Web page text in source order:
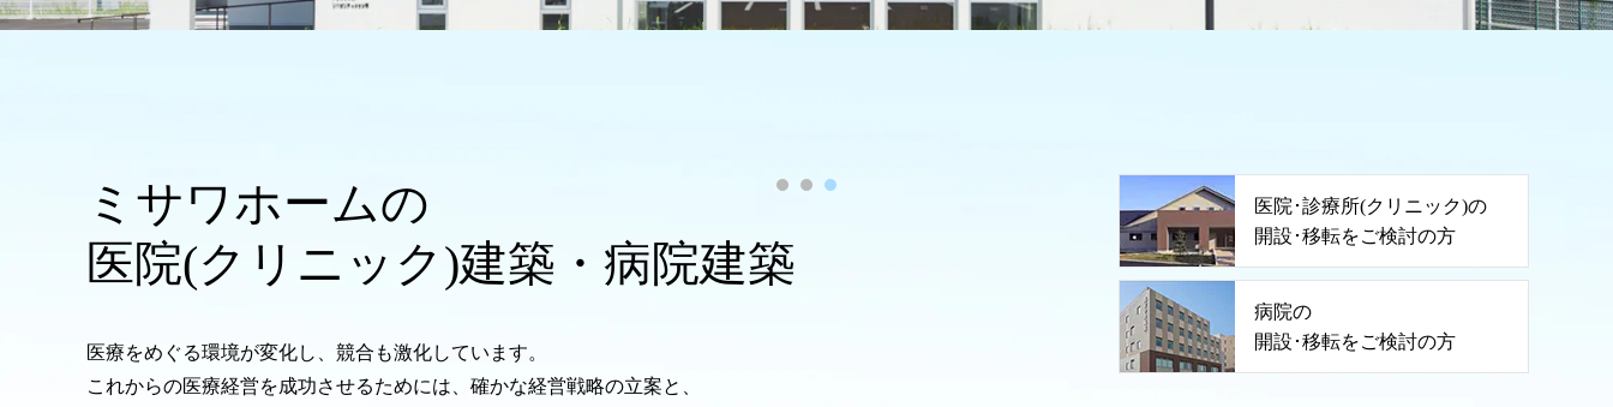
ミサワホームの
医院(クリニック)建築・病院建築
医療をめぐる環境が変化し、競合も激化しています。
これからの医療経営を成功させるためには、確かな経営戦略の立案と、
医院･診療所(クリニック)の
開設･移転をご検討の方
病院の
開設･移転をご検討の方